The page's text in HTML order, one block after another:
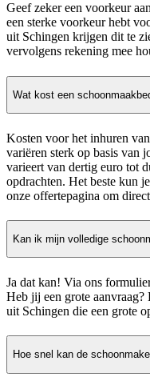
Geef zeker een voorkeur
een sterke voorkeur hebt
uit Schingen krijgen dit te
vervolgens rekening mee
Wat kost een
Kosten voor het inhuren
variëren sterk op basis van
varieert van dertig euro tot
opdrachten. Het beste kun
onze offertepagina om
Kan ik mijn volledige
Ja dat kan! Via ons
Heb jij een grote
uit Schingen die een grote
Hoe snel kan de